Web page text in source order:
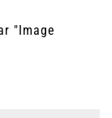
"Image